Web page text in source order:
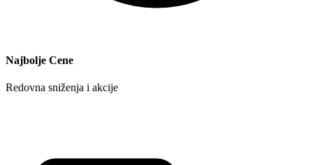
Najbolje Cene
Redovna sniženja i akcije